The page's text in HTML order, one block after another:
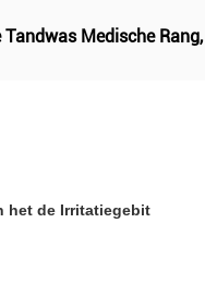
Medische Rang,
het de Irritatiegebit